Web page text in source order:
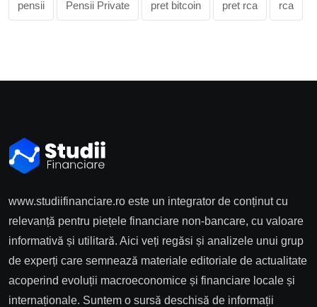
pensii Pensii Private pret bitcoin pret rca rca
www.studiifinanciare.ro este un integrator de conținut cu
relevanță pentru piețele financiare non-bancare, cu valoare
informativă și utilitară. Aici veți regăsi și analizele unui grup
de experți care semnează materiale editoriale de actualitate
acoperind evoluții macroeconomice și financiare locale și
internaționale. Suntem o sursă deschisă de informații